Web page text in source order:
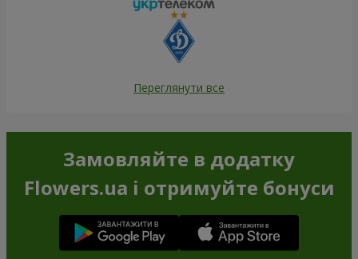
Переглянути все
Замовляйте в додатку
Flowers.ua і отримуйте бонуси